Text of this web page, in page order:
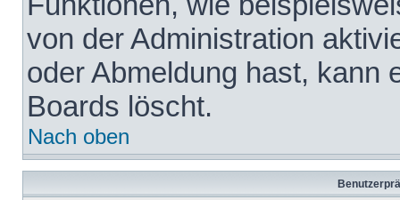
von der Administration
oder Abmeldung hast, kann
Boards löscht.
Nach oben